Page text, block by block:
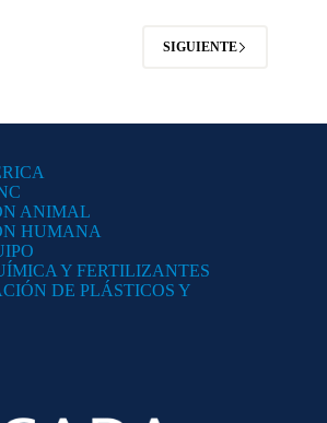
SIGUIENTE
ANIMAL
HUMANA
Y FERTILIZANTES
DE PLÁSTICOS Y